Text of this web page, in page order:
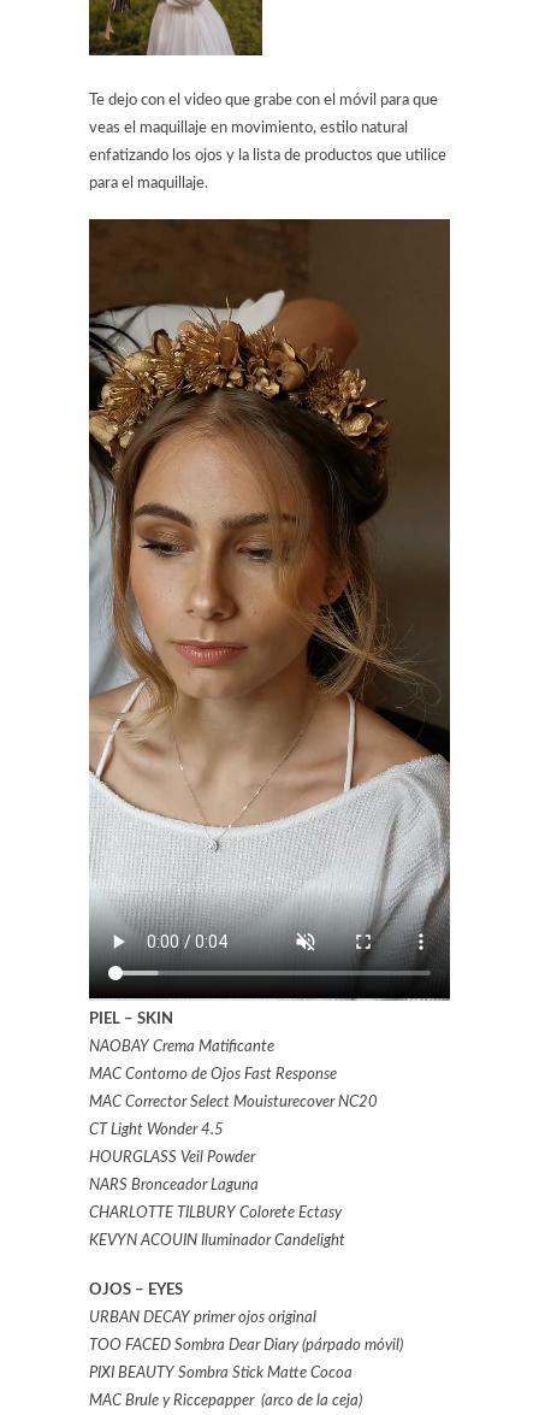
Te dejo con el video que grabe con el móvil para que
veas el maquillaje en movimiento, estilo natural
enfatizando los ojos y la lista de productos que utilice
para el maquillaje.
PIEL – SKIN
NAOBAY Crema Matificante
MAC Contorno de Ojos Fast Response
MAC Corrector Select Mouisturecover NC20
CT Light Wonder 4.5
HOURGLASS Veil Powder
NARS Bronceador Laguna
CHARLOTTE TILBURY Colorete Ectasy
KEVYN ACOUIN Iluminador Candelight
OJOS – EYES
URBAN DECAY primer ojos original
TOO FACED Sombra Dear Diary(párpado móvil)
PIXI BEAUTY Sombra Stick Matte Cocoa
MAC Brule y Riccepapper (arco de la ceja)